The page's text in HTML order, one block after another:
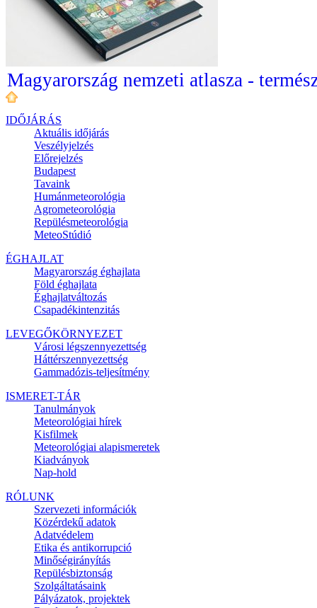
Magyarország nemzeti atlasza -
IDŐJÁRÁS
Aktuális időjárás
Veszélyjelzés
Előrejelzés
Budapest
Tavaink
Humánmeteorológia
Agrometeorológia
Repülésmeteorológia
MeteoStúdió
ÉGHAJLAT
Magyarország éghajlata
Föld éghajlata
Éghajlatváltozás
Csapadékintenzitás
LEVEGŐKÖRNYEZET
Városi légszennyezettség
Háttérszennyezettség
Gammadózis-teljesítmény
ISMERET-TÁR
Tanulmányok
Meteorológiai hírek
Kisfilmek
Meteorológiai alapismeretek
Kiadványok
Nap-hold
RÓLUNK
Szervezeti információk
Közérdekű adatok
Adatvédelem
Etika és antikorrupció
Minőségirányítás
Repülésbiztonság
Szolgáltatásaink
Pályázatok, projektek